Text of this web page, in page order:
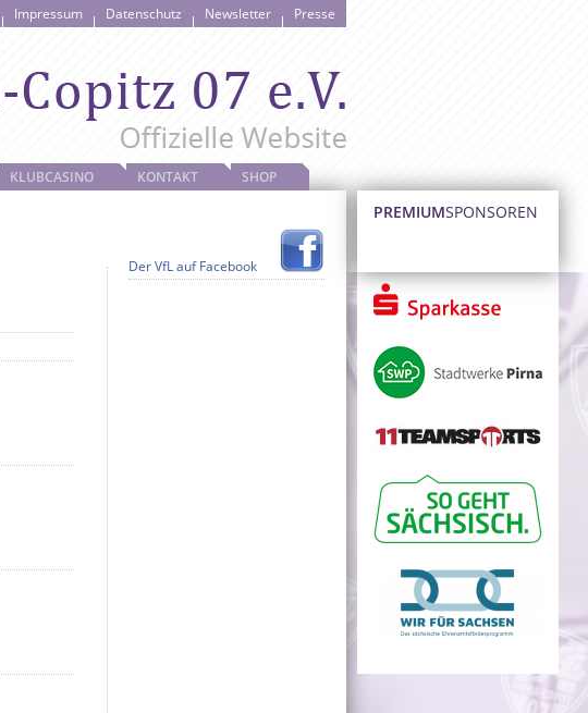
Impressum Datenschutz Newsletter Presse
KLUBCASINO KONTAKT SHOP
Der VfL auf Facebook
PREMIUMSPONSOREN